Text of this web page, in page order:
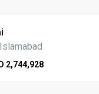
2,744,928